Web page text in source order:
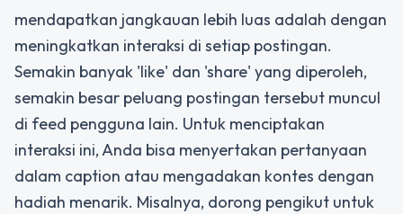
mendapatkan jangkauan lebih luas adalah dengan
meningkatkan interaksi di setiap postingan.
Semakin banyak 'like' dan 'share' yang diperoleh,
semakin besar peluang postingan tersebut muncul
di feed pengguna lain. Untuk menciptakan
interaksi ini, Anda bisa menyertakan pertanyaan
dalam caption atau mengadakan kontes dengan
hadiah menarik. Misalnya, dorong pengikut untuk